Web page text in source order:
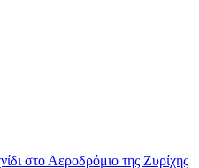
στο Αεροδρόμιο της Ζυρίχης